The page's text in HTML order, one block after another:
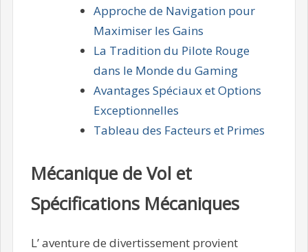
Approche de Navigation pour
Maximiser les Gains
La Tradition du Pilote Rouge
dans le Monde du Gaming
Avantages Spéciaux et Options
Exceptionnelles
Tableau des Facteurs et Primes
Mécanique de Vol et
Spécifications Mécaniques
L’ aventure de divertissement provient